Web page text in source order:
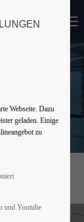
MENU
Webseite. Dazu
geladen. Einige
zu
und Youtube